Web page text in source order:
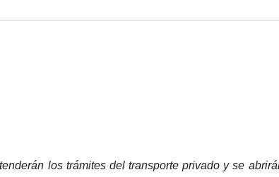
los trámites del transporte privado y se